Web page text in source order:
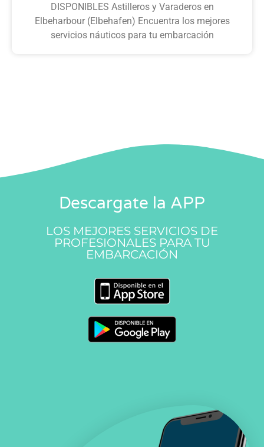
DISPONIBLES Astilleros y Varaderos en
Elbeharbour (Elbehafen) Encuentra los mejores
servicios náuticos para tu embarcación
Descargate la APP
LOS MEJORES SERVICIOS DE
PROFESIONALES PARA TU
EMBARCACIÓN